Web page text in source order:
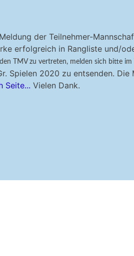
der Teilnehmer-
erfolgreich in Rangliste und/
den TMV zu vertreten, melden sich bitte im
Spielen 2020 zu entsenden.
Seite... Vielen Dank.